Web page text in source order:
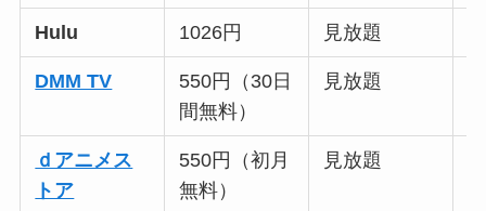
Hulu 1026円 見放題
DMM TV
550円（30日
間無料）
見放題
ｄアニメス
トア
550円（初月
無料）
見放題